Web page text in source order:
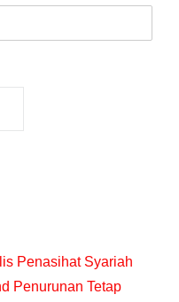
Penasihat Syariah
Penurunan Tetap